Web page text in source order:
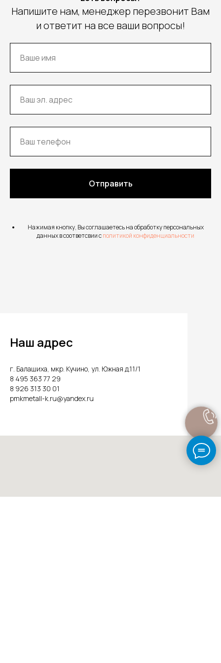
Напишите нам, менеджер перезвонит Вам
и ответит на все ваши вопросы!
Отправить
Нажимая кнопку, Вы соглашаетесь на обработку персональных
данных в соответсвии сполитикой конфиденциальности
Наш адрес
г. Балашиха, мкр. Кучино, ул. Южная д.11/1
8 495 363 77 29
8 926 313 30 01
pmkmetall-k.ru@yandex.ru